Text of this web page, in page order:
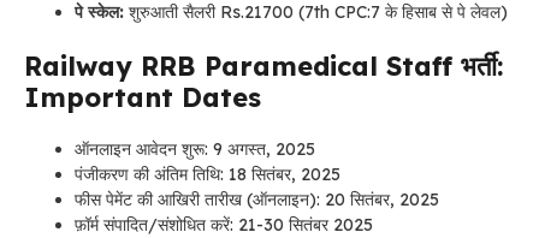
पे स्केल: शुरुआती सैलरी Rs.21700 (7th CPC:7 के हिसाब से पे लेवल)
Railway RRB Paramedical Staff भर्ती:
Important Dates
ऑनलाइन आवेदन शुरू: 9 अगस्त, 2025
पंजीकरण की अंतिम तिथि: 18 सितंबर, 2025
फीस पेमेंट की आखिरी तारीख (ऑनलाइन): 20 सितंबर, 2025
फ़ॉर्म संपादित/संशोधित करें: 21-30 सितंबर 2025